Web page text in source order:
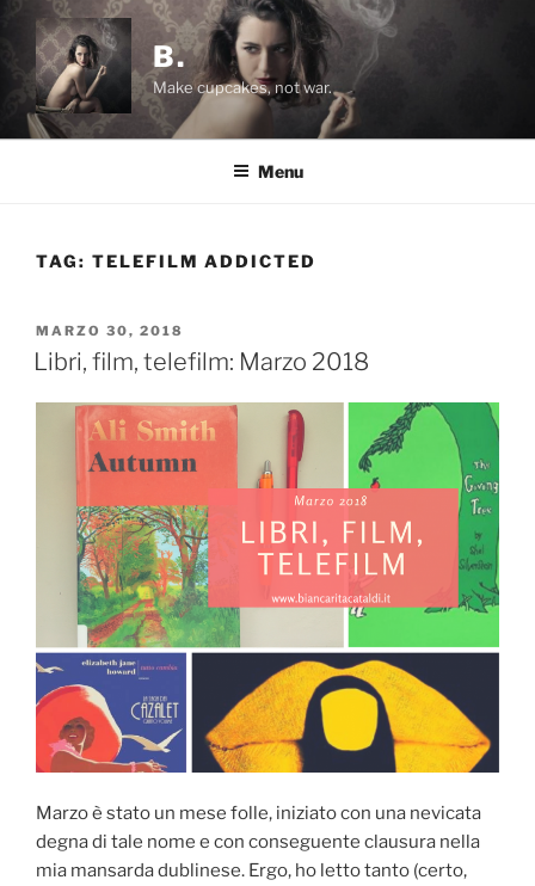
Salta
contenuto
B.
Make cupcakes, not war.
Menu
TAG: TELEFILM ADDICTED
PUBBLICATO
IL
MARZO 30, 2018
Libri, film, telefilm: Marzo 2018
Marzo è stato un mese folle, iniziato con una nevicata
degna di tale nome e con conseguente clausura nella
mia mansarda dublinese. Ergo, ho letto tanto (certo,